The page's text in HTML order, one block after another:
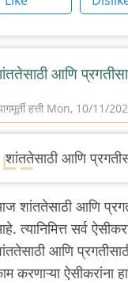
आणि
हत्ती Mon, 10/11/
शांततेसाठी आणि
शांततेसाठी आणि
त्यानिमित्त सर्व
आणि
करणाऱ्या ऐसीकरांना